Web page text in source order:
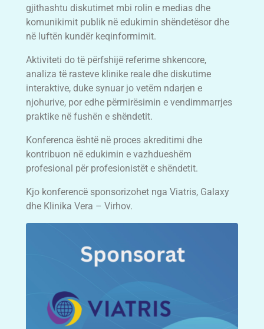
gjithashtu diskutimet mbi rolin e medias dhe
komunikimit publik në edukimin shëndetësor dhe
në luftën kundër keqinformimit.
Aktiviteti do të përfshijë referime shkencore,
analiza të rasteve klinike reale dhe diskutime
interaktive, duke synuar jo vetëm ndarjen e
njohurive, por edhe përmirësimin e vendimmarrjes
praktike në fushën e shëndetit.
Konferenca është në proces akreditimi dhe
kontribuon në edukimin e vazhdueshëm
profesional për profesionistët e shëndetit.
Kjo konferencë sponsorizohet nga Viatris, Galaxy
dhe Klinika Vera – Virhov.